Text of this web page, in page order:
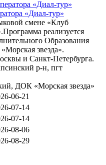
«Диал-тур»
смене «Клуб
реализуется
Образования
звезда».
и Санкт-Петербурга.
р-н, пгт
ДОК «Морская звезда»
06-21
07-14
07-14
08-06
08-29